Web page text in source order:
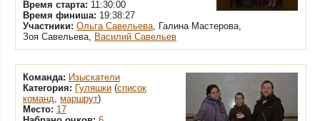
Время старта: 11:30:00
Время финиша: 19:38:27
Участники: Ольга Савельева, Галина Мастерова,
Зоя Савельева, Василий Савельев
Команда: Изыскатели
Категория: Гуляшки (список
команд, маршрут)
Место: 17